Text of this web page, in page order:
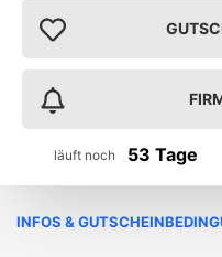
läuft noch 53 Tage
INFOS &